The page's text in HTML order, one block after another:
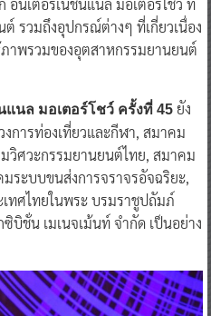
อินเตอร์เนชั่นแนล มอเตอร์โชว์ ที่
รวมถึงอุปกรณ์ต่างๆ ที่เกี่ยวเนื่อง
ภาพรวมของอุตสาหกรรมยานยนต์
นล มอเตอร์โชว์ ครั้งที่ 45 ยัง
การท่องเที่ยวและกีฬา, สมาคม
วิศวะกรรมยานยนต์ไทย, สมาคม
ะบบขนส่งการจราจรอัจฉริยะ,
ทศไทยในพระ บรมราชูปถัมภ์
บิชั่น เมเนจเม้นท์ จำกัด เป็นอย่าง